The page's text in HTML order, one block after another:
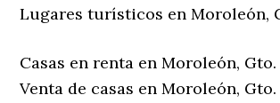
Lugares turísticos en Moroleón,
Casas en renta en Moroleón, Gto.
Venta de casas en Moroleón, Gto.